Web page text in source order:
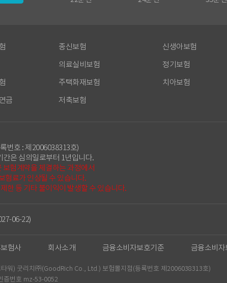
종신보험
신생아보험
의료실비보험
정기보험
주택화재보험
치아보험
금 저축보험
번호 : 제2006038313호)
은 심의일로부터 1년입니다.
험계약을 체결하는 과정에서
험료가 인상될 수 있습니다.
한 등 기타 불이익이 발생할 수 있습니다.
06-22)
험사 회사소개 금융소비자보호기준 금융소비
워) 굿리치㈜(GoodRich Co., Ltd.) 보험몰지점(등록번호 제2006038313호)
증번호 mz-53-0052